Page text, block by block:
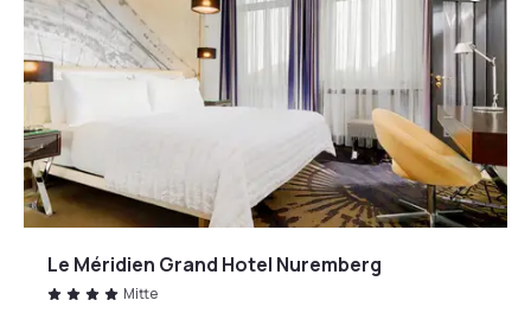
Le Méridien Grand Hotel Nuremberg
Mitte